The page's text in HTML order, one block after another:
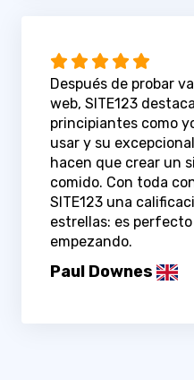
Después de probar
web, SITE123
principiantes como
usar y su
hacen que crear un
comido. Con toda
SITE123 una
estrellas: es
empezando.
Paul Downes